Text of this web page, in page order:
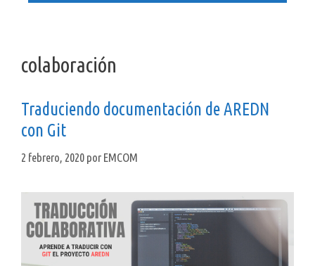
colaboración
Traduciendo documentación de AREDN
con Git
2 febrero, 2020 por EMCOM